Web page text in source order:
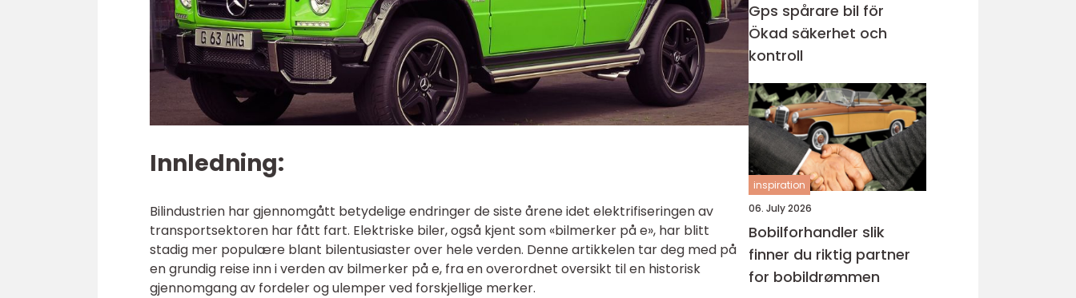
Innledning:
Bilindustrien har gjennomgått betydelige endringer de siste årene idet elektrifiseringen av
transportsektoren har fått fart. Elektriske biler, også kjent som «bilmerker på e», har blitt
stadig mer populære blant bilentusiaster over hele verden. Denne artikkelen tar deg med på
en grundig reise inn i verden av bilmerker på e, fra en overordnet oversikt til en historisk
gjennomgang av fordeler og ulemper ved forskjellige merker.
Gps spårare bil för
Ökad säkerhet och
kontroll
inspiration
06. July 2026
Bobilforhandler slik
finner du riktig partner
for bobildrømmen